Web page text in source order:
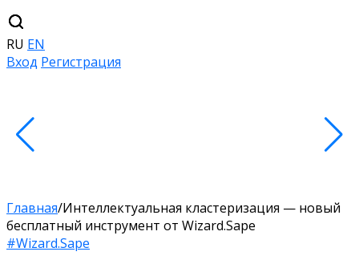
RU EN
Вход Регистрация
Главная/Интеллектуальная кластеризация — новый
бесплатный инструмент от Wizard.Sape
#Wizard.Sape